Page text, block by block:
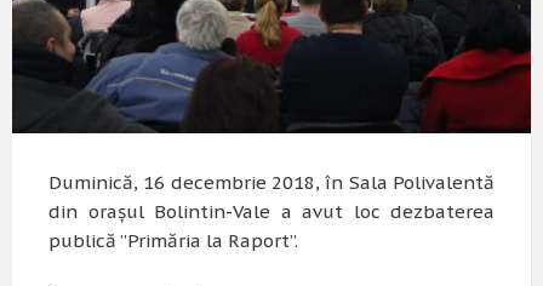
Duminică, 16 decembrie 2018, în Sala Polivalentă
din orașul Bolintin-Vale a avut loc dezbaterea
publică ”Primăria la Raport”.